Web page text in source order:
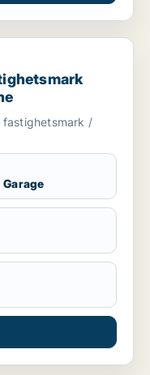
eller garage till salu i
fastighetsmark /